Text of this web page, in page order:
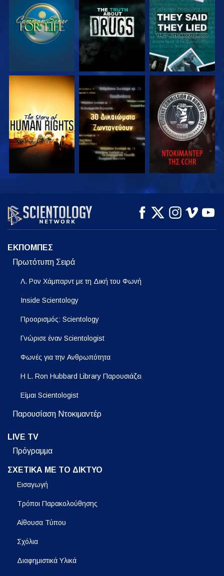
ΠΑΡΑΚΟΛΟΥΘΗΣΤΕ ΠΑΡΑΚΟΛΟΥΘΗΣΤΕ ΠΑΡΑΚΟΛΟΥΘΗΣΤΕ
ΠΑΡΑΚΟΛΟΥΘΗΣΤΕ ΠΑΡΑΚΟΛΟΥΘΗΣΤΕ ΠΑΡΑΚΟΛΟΥΘΗΣΤΕ
ΠΑΡΑΚΟΛΟΥΘΗΣΤΕ ΠΑΡΑΚΟΛΟΥΘΗΣΤΕ
ΕΞΕΡΕΥΝΗΣΤΕ ΤΗ
ΣΕΙΡΑ
ΕΚΠΟΜΠΕΣ
Πρωτότυπη Σειρά
Λ. Ρον Χάμπαρντ με τη Δική του Φωνή
Inside Scientology
Προορισμός: Scientology
Γνώρισε έναν Scientologist
Φωνές για την Ανθρωπότητα
Η L. Ron Hubbard Library Παρουσιάζει
Είμαι Scientologist
Παρουσίαση Ντοκιμαντέρ
LIVE TV
Πρόγραμμα
ΣΧΕΤΙΚΑ ΜΕ ΤΟ ΔΙΚΤΥΟ
Εισαγωγή
Τρόποι Παρακολούθησης
Αίθουσα Τύπου
Σχόλια
Διαφημιστικά Υλικά